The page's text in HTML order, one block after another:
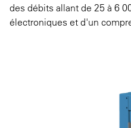
des débits allant de 25 à 6
électroniques et d'un